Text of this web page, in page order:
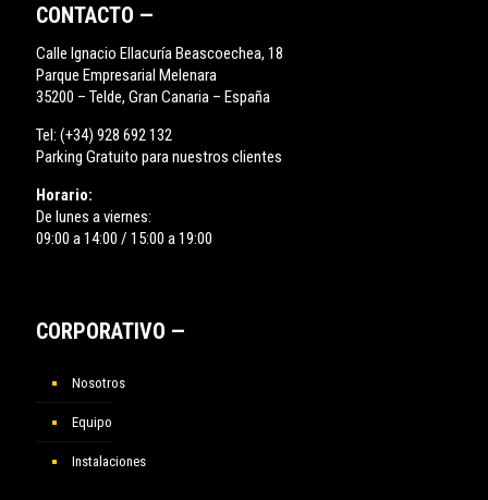
CONTACTO —
Calle Ignacio Ellacuría Beascoechea, 18
Parque Empresarial Melenara
35200 – Telde, Gran Canaria – España
Tel: (+34) 928 692 132
Parking Gratuito para nuestros clientes
Horario:
De lunes a viernes:
09:00 a 14:00 / 15:00 a 19:00
CORPORATIVO —
Nosotros
Equipo
Instalaciones